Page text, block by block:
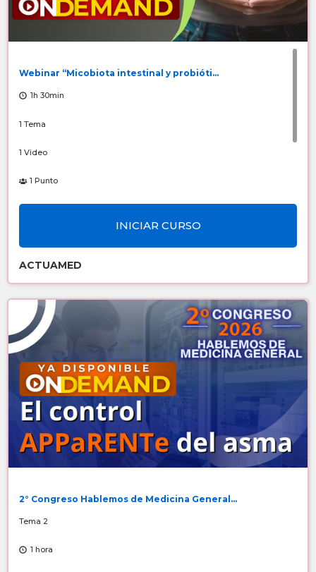
Webinar “Micobiota intestinal y probióti...
1h 30min
1 Tema
1 Video
1 Punto
Número de Registro: 6510/2026
INICIAR CURSO
ACTUAMED
2° Congreso Hablemos de Medicina General...
Tema 2
1 hora